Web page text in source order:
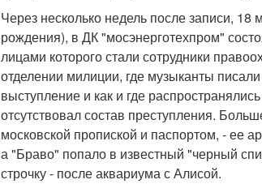
Через несколько недель после записи,
рождения), в ДК "мосэнерготехпром"
лицами которого стали сотрудники
отделении милиции, где музыканты
выступление и как и где
отсутствовал состав преступления.
московской пропиской и паспортом, - ее
а "Браво" попало в известный "черный
строчку - после аквариума с Алисой.